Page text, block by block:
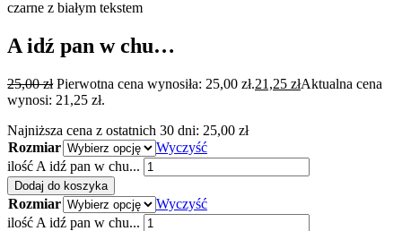
A idź pan w chu…
25,00zł Pierwotna cena wynosiła: 25,00 zł.21,25 złAktualna cena
wynosi: 21,25 zł.
Najniższa cena z ostatnich 30 dni: 25,00 zł
Rozmiar
Wyczyść
ilość A idź pan w chu...
Dodaj do koszyka
Rozmiar
Wyczyść
ilość A idź pan w chu...